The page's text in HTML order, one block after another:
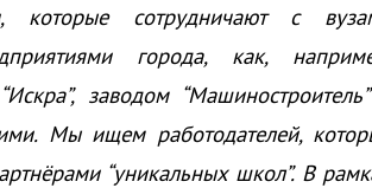
которые сотрудничают с
города, как,
заводом
Мы ищем работодателей,
“уникальных школ”. В